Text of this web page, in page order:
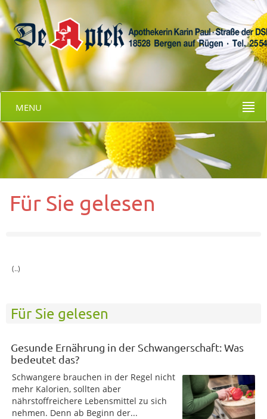
MENU
Für Sie gelesen
(..)
Für Sie gelesen
Gesunde Ernährung in der Schwangerschaft: Was
bedeutet das?
Schwangere brauchen in der Regel nicht
mehr Kalorien, sollten aber
nährstoffreichere Lebensmittel zu sich
nehmen. Denn ab Beginn der...